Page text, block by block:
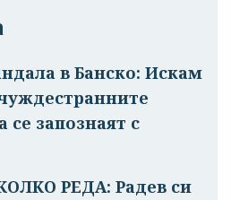
в Банско: Искам
се запознаят с
РЕДА: Радев си